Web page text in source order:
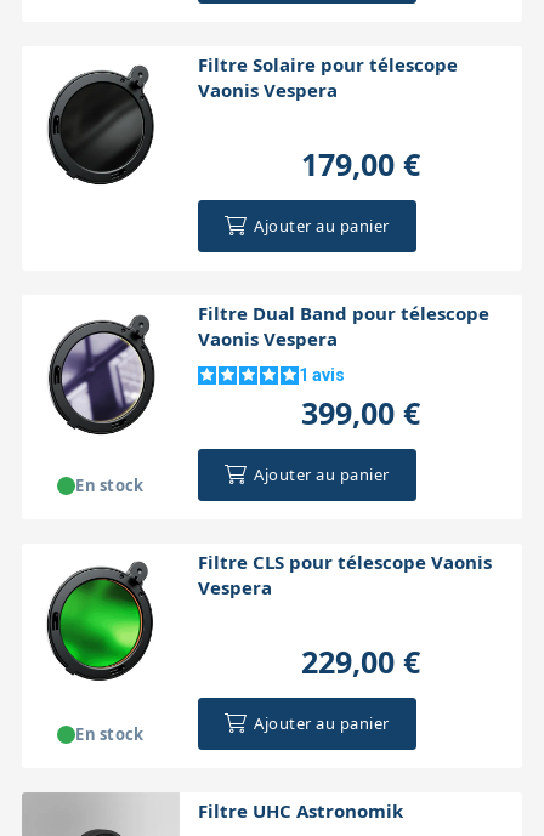
Filtre Solaire pour télescope
Vaonis Vespera
179,00 €
Ajouter au panier
Filtre Dual Band pour télescope
Vaonis Vespera
1 avis
399,00 €
Ajouter au panier
En stock
Filtre CLS pour télescope Vaonis
Vespera
229,00 €
Ajouter au panier
En stock
Filtre UHC Astronomik